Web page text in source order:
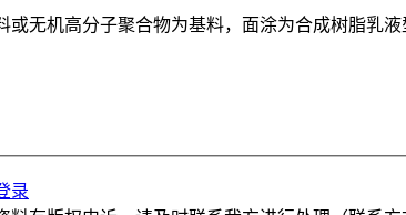
无机高分子聚合物为基料，面涂为合成树脂乳
录